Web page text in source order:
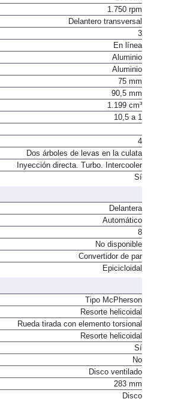
230 Nm
1.750 rpm
Delantero transversal
3
En línea
Aluminio
Aluminio
75 mm
90,5 mm
1.199 cm³
4
Dos árboles de levas en la culata
Inyección directa. Turbo. Intercooler
Delantera
Automático
8
No disponible
Convertidor de par
Tipo McPherson
Resorte helicoidal
Rueda tirada con elemento torsional
Resorte helicoidal
Sí
No
Disco ventilado
283 mm